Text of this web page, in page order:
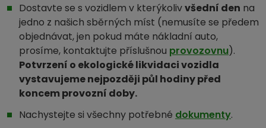
Dostavte se s vozidlem v kterýkolivvšední den na
jedno z našich sběrných míst (nemusíte se předem
objednávat, jen pokud máte nákladní auto,
prosíme, kontaktujte příslušnou provozovnu).
Potvrzení o ekologické likvidaci vozidla
vystavujeme nejpozději půl hodiny před
koncem provozní doby.
Nachystejte si všechny potřebné dokumenty.